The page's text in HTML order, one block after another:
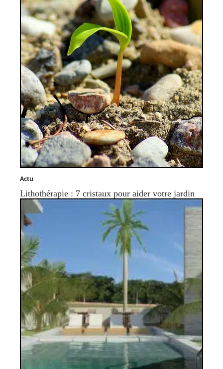
Actu
Lithothérapie : 7 cristaux pour aider votre jardin